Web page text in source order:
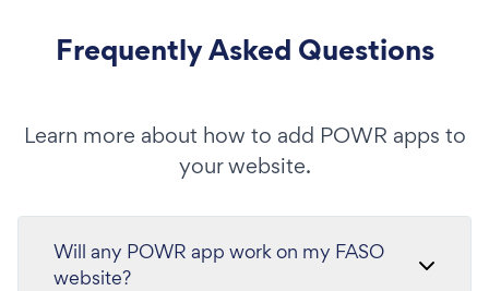
Frequently Asked Questions
Learn more about how to add POWR apps to
your website.
Will any POWR app work on my FASO
website?